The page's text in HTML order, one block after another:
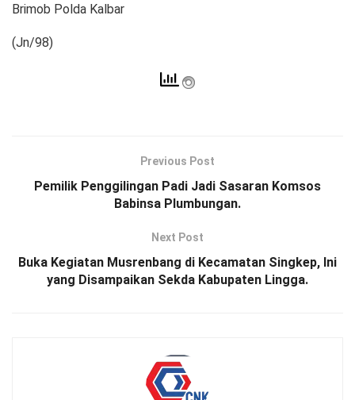
Brimob Polda Kalbar
(Jn/98)
Previous Post
Pemilik Penggilingan Padi Jadi Sasaran Komsos
Babinsa Plumbungan.
Next Post
Buka Kegiatan Musrenbang di Kecamatan Singkep, Ini
yang Disampaikan Sekda Kabupaten Lingga.